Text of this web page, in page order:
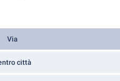
Via
città